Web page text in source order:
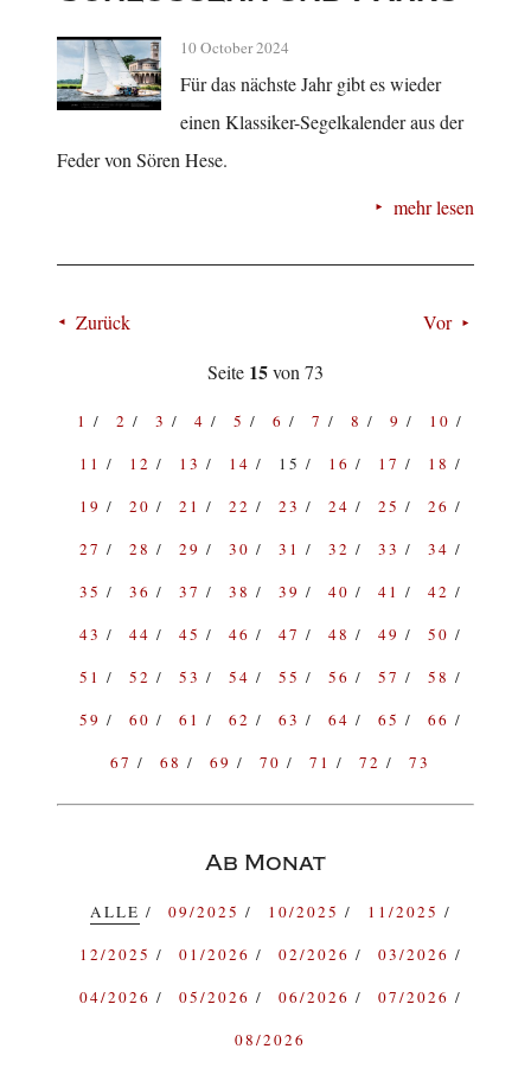
10 October 2024
Für das nächste Jahr gibt es wieder
einen Klassiker-Segelkalender aus der
Feder von Sören Hese.
mehr lesen
Zurück
Vor
Seite 15von 73
1 2 3 4 5 6 7 8 9
10
11
12 13 14 15 16 17
18
19
20 21 22 23 24 25
26
27
28 29 30 31 32 33
34
35
36 37 38 39 40 41
42
43
44 45 46 47 48 49
50
51
52 53 54 55 56 57
58
59
60 61 62 63 64 65
66
67
68 69 70 71 72 73
Ab Monat
ALLE 09/2025 10/2025
11/2025
12/2025
01/2026 02/2026
03/2026
04/2026
05/2026 06/2026
07/2026
08/2026